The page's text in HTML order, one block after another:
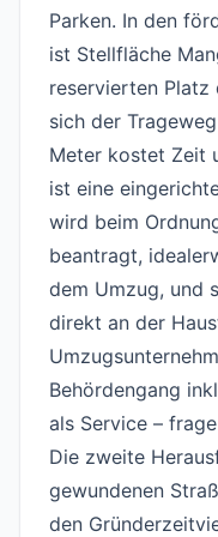
Parken. In den
ist Stellfläche
reservierten
sich der
Meter kostet Zeit
ist eine
wird beim
beantragt,
dem Umzug, und
direkt an der
Behördengang
als Service –
Die zweite
gewundenen
den